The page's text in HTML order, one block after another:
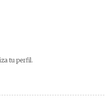
tu perfil.